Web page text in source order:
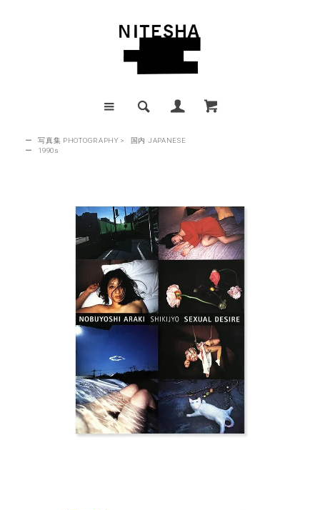
ー 写真集 PHOTOGRAPHY >
国内 JAPANESE
ー
1990s